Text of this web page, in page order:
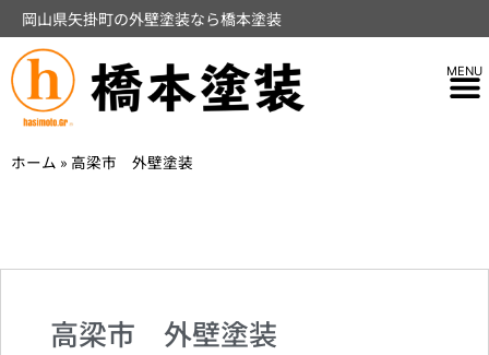
岡山県矢掛町の外壁塗装なら橋本塗装
ホーム » 高梁市 外壁塗装
高梁市 外壁塗装